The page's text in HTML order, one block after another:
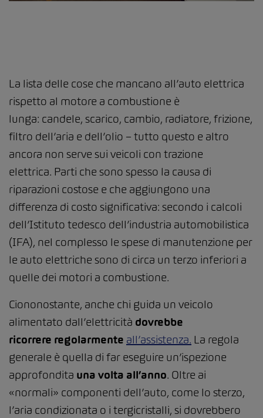
La lista delle cose che mancano all’auto elettrica
rispetto al motore a combustione è
lunga: candele, scarico, cambio, radiatore, frizione,
filtro dell’aria e dell’olio – tutto questo e altro
ancora non serve sui veicoli con trazione
elettrica. Parti che sono spesso la causa di
riparazioni costose e che aggiungono una
differenza di costo significativa: secondo i calcoli
dell’Istituto tedesco dell’industria automobilistica
(IFA), nel complesso le spese di manutenzione per
le auto elettriche sono di circa un terzo inferiori a
quelle dei motori a combustione.
Ciononostante, anche chi guida un veicolo
alimentato dall’elettricità dovrebbe
ricorrere regolarmente all’assistenza. La regola
generale è quella di far eseguire un’ispezione
approfondita una volta all’anno. Oltre ai
«normali» componenti dell’auto, come lo sterzo,
l’aria condizionata o i tergicristalli, si dovrebbero